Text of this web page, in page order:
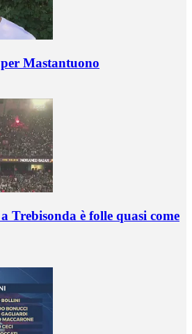
Mastantuono
Trebisonda è folle quasi come